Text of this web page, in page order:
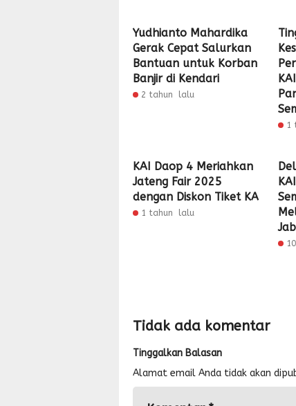
Yudhianto Mahardika
Gerak Cepat Salurkan
Bantuan untuk Korban
Banjir di Kendari
2 tahun lalu
1
KAI Daop 4 Meriahkan
Jateng Fair 2025
dengan Diskon Tiket KA
1 tahun lalu
Tidak ada komentar
Tinggalkan Balasan
Alamat email Anda tidak akan